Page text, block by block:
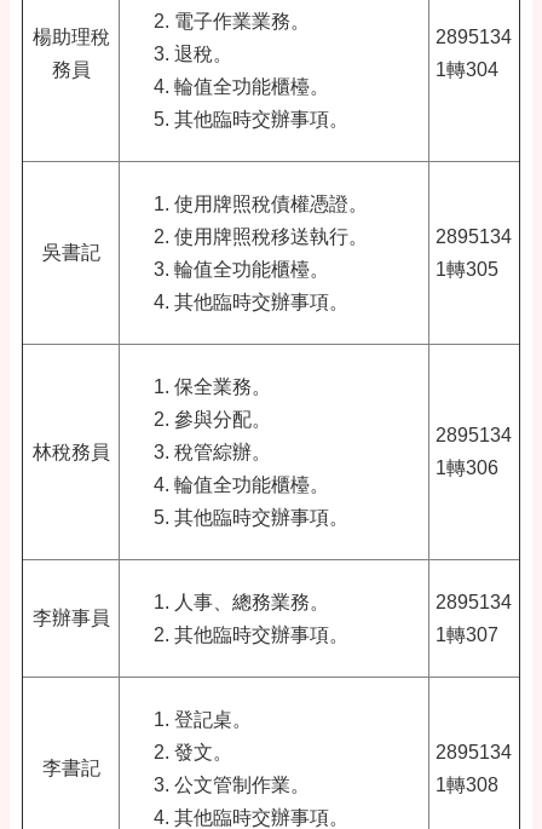
楊助理稅
務員
電子作業業務。
退稅。
輪值全功能櫃檯。
其他臨時交辦事項。
2895134
1轉304
吳書記
使用牌照稅債權憑證。
使用牌照稅移送執行。
輪值全功能櫃檯。
其他臨時交辦事項。
2895134
1轉305
林稅務員
保全業務。
參與分配。
稅管綜辦。
輪值全功能櫃檯。
其他臨時交辦事項。
2895134
1轉306
李辦事員
人事、總務業務。
其他臨時交辦事項。
2895134
1轉307
李書記
登記桌。
發文。
公文管制作業。
其他臨時交辦事項。
2895134
1轉308